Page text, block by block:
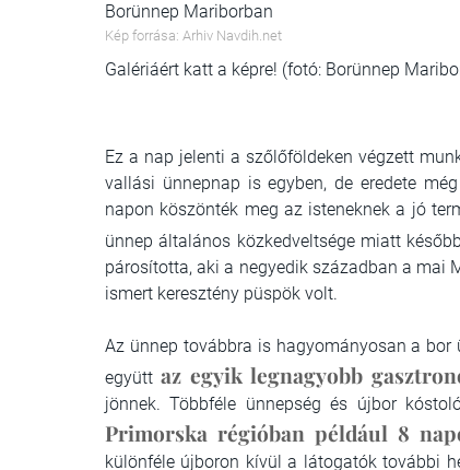
Borünnep Mariborban
Kép forrása: Arhiv Navdih.net
Galériáért katt a képre! (fotó: Borünnep
Ez a nap jelenti a szőlőföldeken végzett
vallási ünnepnap is egyben, de eredete
napon köszönték meg az isteneknek a jó
ünnep általános közkedveltsége miatt
párosította, aki a negyedik században a mai
ismert keresztény püspök volt.
Az ünnep továbbra is hagyományosan a
együttaz egyik legnagyobb
jönnek. Többféle ünnepség és újbor
Primorska régióban például 8
különféle újboron kívül a látogatók további